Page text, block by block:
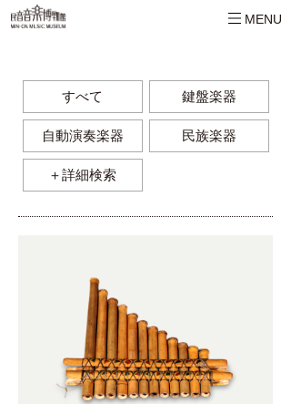
MENU
すべて 鍵盤楽器
自動演奏楽器 民族楽器
＋詳細検索